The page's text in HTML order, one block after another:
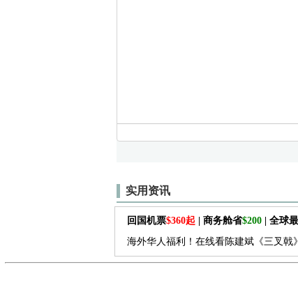
实用资讯
回国机票$360起 | 商务舱省$200| 全球
海外华人福利！在线看陈建斌《三叉戟